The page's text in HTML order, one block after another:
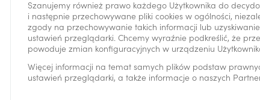
dziecko musi zalogować się do
promocji Koncie
dziecko w wieku 13-17 lat –
składając stosowne
Szanujemy również prawo każdego Użytkownika do
i następnie przechowywane pliki cookies w ogólności,
zgody na przechowywanie takich informacji lub
ustawień przeglądarki. Chcemy wyraźnie podkreślić, że
powoduje zmian konfiguracyjnych w urządzeniu
Więcej informacji na temat samych plików podstaw
ustawień przeglądarki, a także informacje o naszych